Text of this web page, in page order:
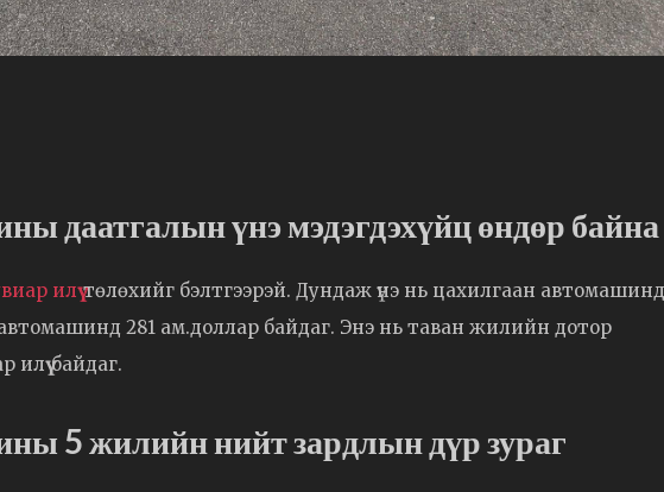
даатгалын үнэ мэдэгдэхүйц өндөр байна
илүүтөлөхийг бэлтгээрэй. Дундаж үнэ нь цахилгаан автомашинд
281 ам.доллар байдаг. Энэ нь таван жилийн дотор
байдаг.
5 жилийн нийт зардлын дүр зураг